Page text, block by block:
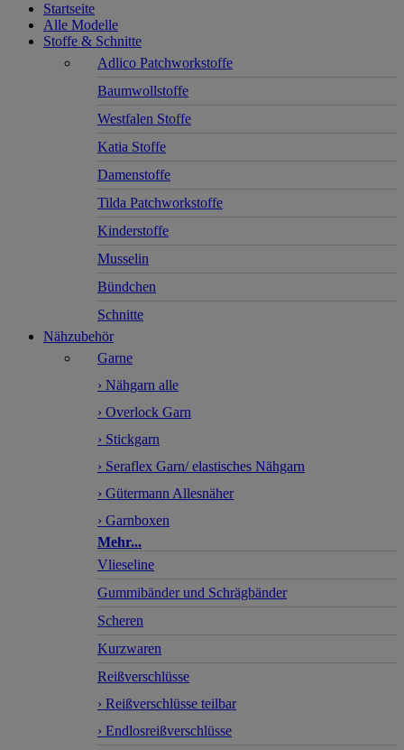
Startseite
Alle Modelle
Stoffe & Schnitte
Adlico Patchworkstoffe
Baumwollstoffe
Westfalen Stoffe
Katia Stoffe
Damenstoffe
Tilda Patchworkstoffe
Kinderstoffe
Musselin
Bündchen
Schnitte
Nähzubehör
Garne
› Nähgarn alle
› Overlock Garn
› Stickgarn
› Seraflex Garn/ elastisches Nähgarn
› Gütermann Allesnäher
› Garnboxen
Mehr...
Vlieseline
Gummibänder und Schrägbänder
Scheren
Kurzwaren
Reißverschlüsse
› Reißverschlüsse teilbar
› Endlosreißverschlüsse